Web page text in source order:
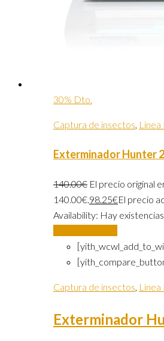
30% Dto.
Captura de insectos,
Exterminador Hunter
140.00€ El precio original
140.00€.98.25€El precio
Availability: Hay existencias
Captura de insectos,
Exterminador